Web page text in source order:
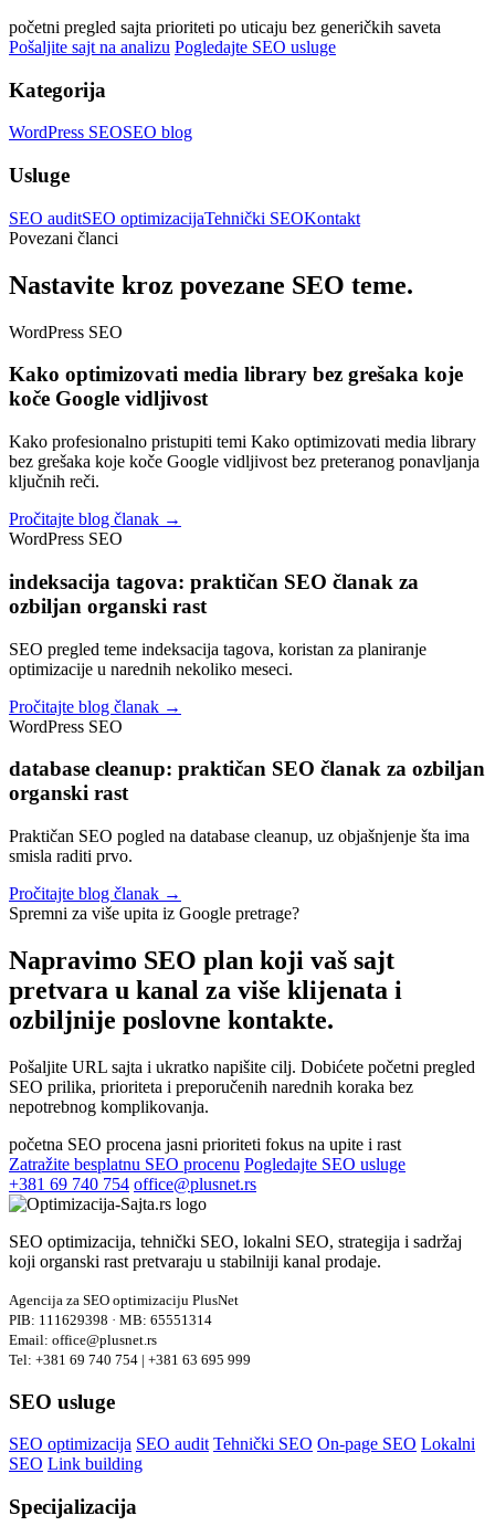
početni pregled sajta prioriteti po uticaju bez generičkih saveta
Pošaljite sajt na analizu Pogledajte SEO usluge
Kategorija
WordPress SEOSEO blog
Usluge
SEO auditSEO optimizacijaTehnički SEOKontakt
Povezani članci
Nastavite kroz povezane SEO teme.
WordPress SEO
Kako optimizovati media library bez grešaka koje
koče Google vidljivost
Kako profesionalno pristupiti temi Kako optimizovati media library
bez grešaka koje koče Google vidljivost bez preteranog ponavljanja
ključnih reči.
Pročitajte blog članak →
WordPress SEO
indeksacija tagova: praktičan SEO članak za
ozbiljan organski rast
SEO pregled teme indeksacija tagova, koristan za planiranje
optimizacije u narednih nekoliko meseci.
Pročitajte blog članak →
WordPress SEO
database cleanup: praktičan SEO članak za ozbiljan
organski rast
Praktičan SEO pogled na database cleanup, uz objašnjenje šta ima
smisla raditi prvo.
Pročitajte blog članak →
Spremni za više upita iz Google pretrage?
Napravimo SEO plan koji vaš sajt
pretvara u kanal za više klijenata i
ozbiljnije poslovne kontakte.
Pošaljite URL sajta i ukratko napišite cilj. Dobićete početni pregled
SEO prilika, prioriteta i preporučenih narednih koraka bez
nepotrebnog komplikovanja.
početna SEO procena jasni prioriteti fokus na upite i rast
Zatražite besplatnu SEO procenu Pogledajte SEO usluge
+381 69 740 754 office@plusnet.rs
SEO optimizacija, tehnički SEO, lokalni SEO, strategija i sadržaj
koji organski rast pretvaraju u stabilniji kanal prodaje.
Agencija za SEO optimizaciju PlusNet
PIB: 111629398 · MB: 65551314
Email: office@plusnet.rs
Tel: +381 69 740 754 | +381 63 695 999
SEO usluge
SEO optimizacija SEO audit Tehnički SEO On-page SEO Lokalni
SEO Link building
Specijalizacija